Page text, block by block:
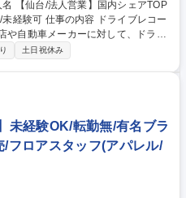
ライブレコー
や自動車メーカーに対して、ドライ
社製カー製品の法人営業を行って頂
、土日休みの働きやすい環境。社
ます。また営業所ごとに目標を追
生まれやすく、チーム感を持って働
土日祝休み
未経験OK/転勤無/有名ブラ
フロアスタッフ(アパレル/